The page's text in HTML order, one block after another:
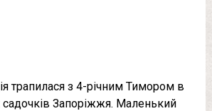
трапилася з 4-річним Тимором в
Запоріжжя. Маленький